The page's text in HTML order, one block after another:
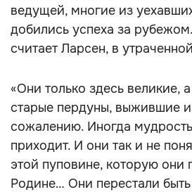
ведущей, многие из
добились успеха за
считает Ларсен, в
«Они только здесь великие,
старые пердуны, выжившие
сожалению. Иногда
приходит. И они так и не
этой пуповине, которую они
Родине… Они перестали